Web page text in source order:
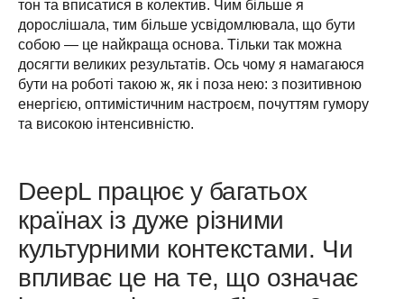
тон та вписатися в колектив. Чим більше я
дорослішала, тим більше усвідомлювала, що бути
собою — це найкраща основа. Тільки так можна
досягти великих результатів. Ось чому я намагаюся
бути на роботі такою ж, як і поза нею: з позитивною
енергією, оптимістичним настроєм, почуттям гумору
та високою інтенсивністю.
DeepL працює у багатьох
країнах із дуже різними
культурними контекстами. Чи
впливає це на те, що означає